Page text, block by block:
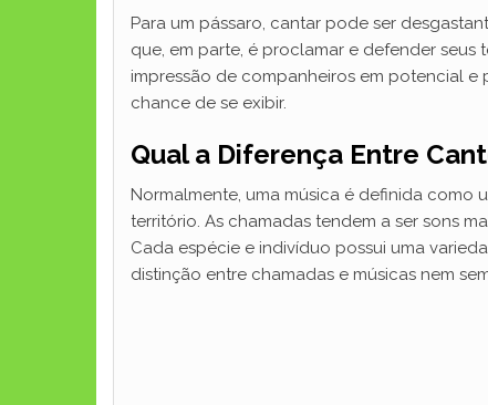
Para um pássaro, cantar pode ser
que, em parte, é proclamar e defender seus
impressão de companheiros em potencial e
chance de se exibir.
Qual a Diferença Entre
Normalmente, uma música é definida
território. As chamadas tendem a ser sons
Cada espécie e indivíduo possui uma
distinção entre chamadas e músicas nem